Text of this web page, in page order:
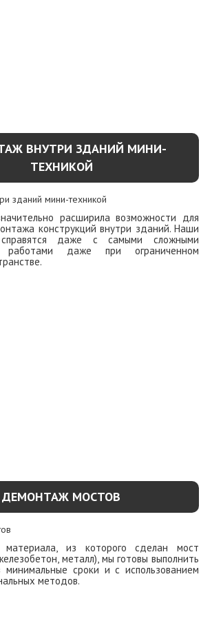
ВНУТРИ ЗДАНИЙ МИНИ-
ТЕХНИКОЙ
расширила возможности для
конструкций внутри зданий. Наши
справятся даже с самыми сложными
работами даже при ограниченном
ДЕМОНТАЖ МОСТОВ
из которого сделан мост
металл), мы готовы выполнить
сроки и с использованием
методов.